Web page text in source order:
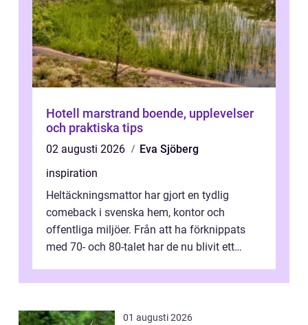
Hotell marstrand boende, upplevelser
och praktiska tips
02 augusti 2026
Eva Sjöberg
inspiration
Heltäckningsmattor har gjort en tydlig
comeback i svenska hem, kontor och
offentliga miljöer. Från att ha förknippats
med 70- och 80-talet har de nu blivit ett
01 augusti 2026